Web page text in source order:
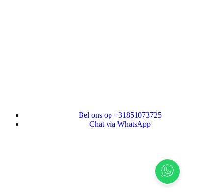
Bel ons op +31851073725
Chat via WhatsApp